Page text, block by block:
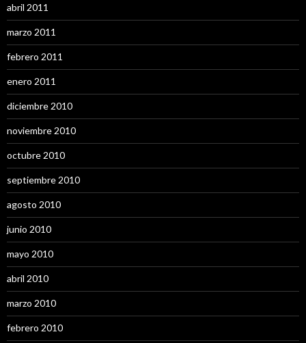
abril 2011
marzo 2011
febrero 2011
enero 2011
diciembre 2010
noviembre 2010
octubre 2010
septiembre 2010
agosto 2010
junio 2010
mayo 2010
abril 2010
marzo 2010
febrero 2010